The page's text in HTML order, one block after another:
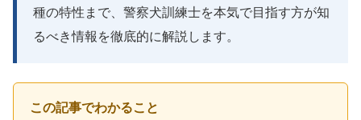
種の特性まで、警察犬訓練士を本気で目指す方が知
るべき情報を徹底的に解説します。
この記事でわかること